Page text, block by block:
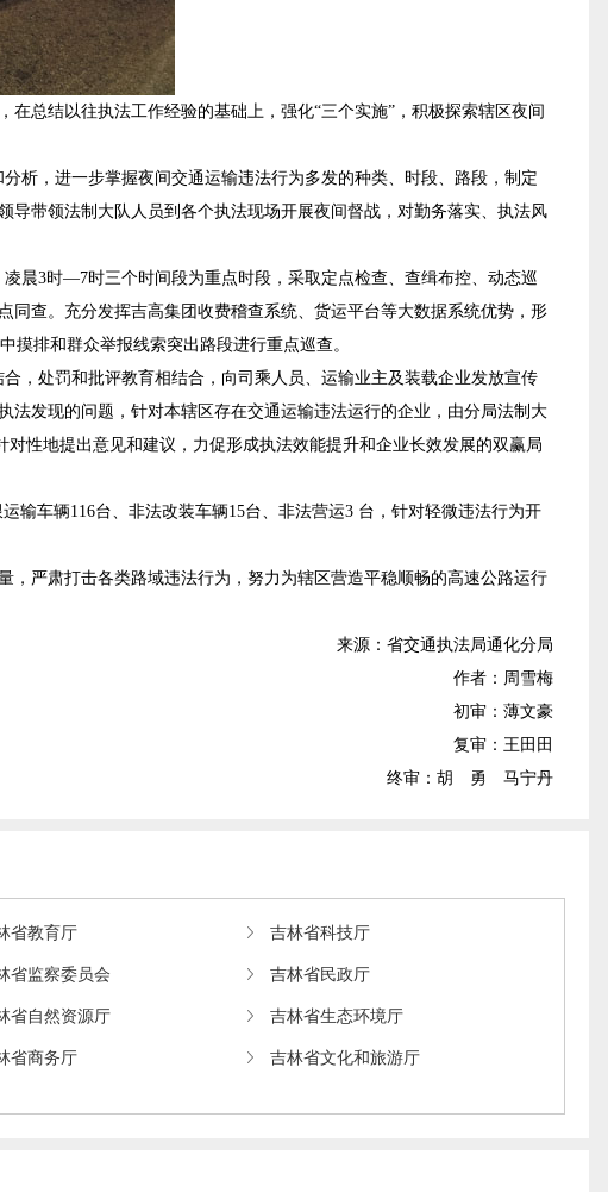
总结以往执法工作经验的基础上，强化“三个实施”，积极探索辖区夜间
，进一步掌握夜间交通运输违法行为多发的种类、时段、路段，制定
带领法制大队人员到各个执法现场开展夜间督战，对勤务落实、执法风
3时—7时三个时间段为重点时段，采取定点检查、查缉布控、动态巡
查。充分发挥吉高集团收费稽查系统、货运平台等大数据系统优势，形
摸排和群众举报线索突出路段进行重点巡查。
处罚和批评教育相结合，向司乘人员、运输业主及装载企业发放宣传
发现的问题，针对本辖区存在交通运输违法运行的企业，由分局法制大
性地提出意见和建议，力促形成执法效能提升和企业长效发展的双赢局
车辆116台、非法改装车辆15台、非法营运3 台，针对轻微违法行为开
严肃打击各类路域违法行为，努力为辖区营造平稳顺畅的高速公路运行
来源：省交通执法局通化分局
作者：周雪梅
初审：薄文豪
复审：王田田
终审：胡 勇 马宁丹
省教育厅 吉林省科技厅
省监察委员会 吉林省民政厅
省自然资源厅 吉林省生态环境厅
省商务厅 吉林省文化和旅游厅